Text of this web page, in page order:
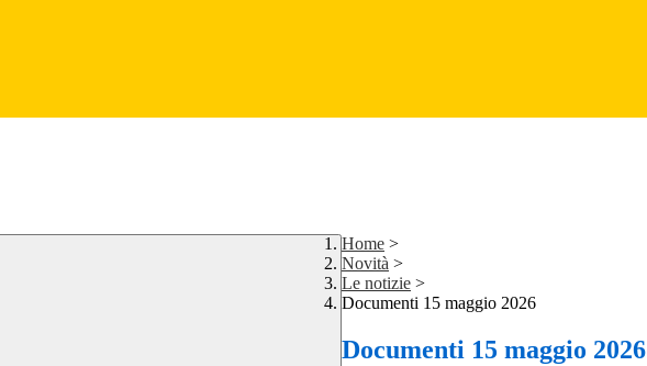
Home >
Novità >
Le notizie >
Documenti 15 maggio 2026
Documenti 15 maggio 2026